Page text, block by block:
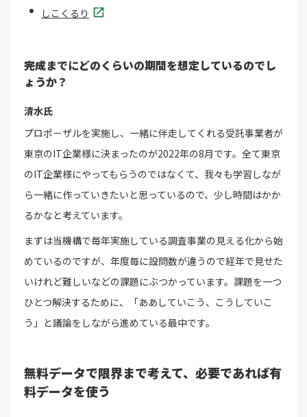
しこくるり
――完成までにどのくらいの期間を想定しているのでし
ょうか？
清水氏
プロポ－ザルを実施し、一緒に伴走してくれる受託事業者が
東京のIT企業様に決まったのが2022年の8月です。全て東京
のIT企業様にやってもらうのではなくて、我々も学習しなが
ら一緒に作っていきたいと思っているので、少し時間はかか
るかなと考えています。
まずは当機構で毎年実施している調査事業の見える化から始
めているのですが、年度毎に設問数が違うので経年で見せた
いけれど難しいなどの課題にぶつかっています。課題を一つ
ひとつ解決するために、「ああしていこう、こうしていこ
う」と議論をしながら進めている最中です。
無料データで限界まで考えて、必要であれば有
料データを使う